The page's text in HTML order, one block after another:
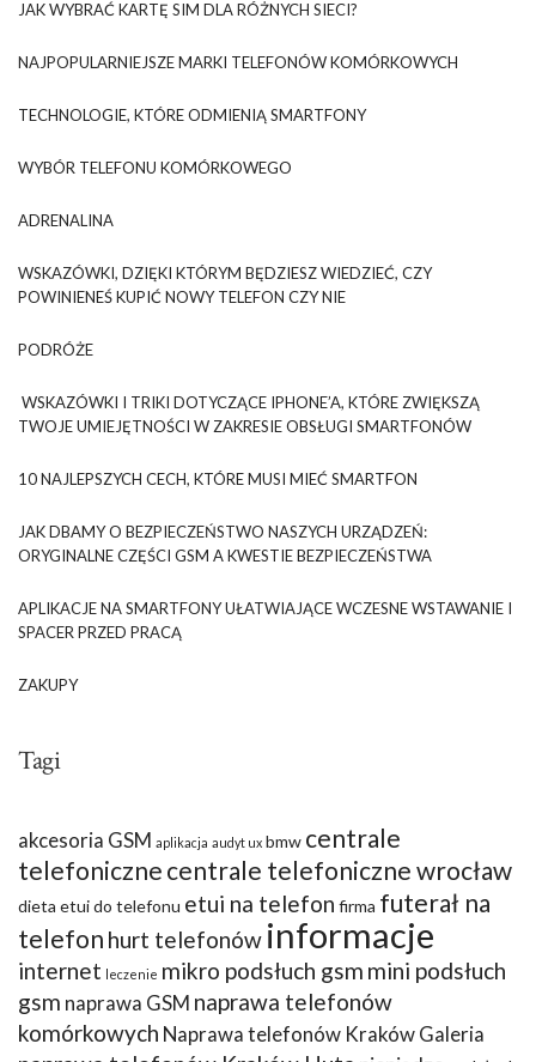
JAK WYBRAĆ KARTĘ SIM DLA RÓŻNYCH SIECI?
NAJPOPULARNIEJSZE MARKI TELEFONÓW KOMÓRKOWYCH
TECHNOLOGIE, KTÓRE ODMIENIĄ SMARTFONY
WYBÓR TELEFONU KOMÓRKOWEGO
ADRENALINA
WSKAZÓWKI, DZIĘKI KTÓRYM BĘDZIESZ WIEDZIEĆ, CZY
POWINIENEŚ KUPIĆ NOWY TELEFON CZY NIE
PODRÓŻE
WSKAZÓWKI I TRIKI DOTYCZĄCE IPHONE’A, KTÓRE ZWIĘKSZĄ
TWOJE UMIEJĘTNOŚCI W ZAKRESIE OBSŁUGI SMARTFONÓW
10 NAJLEPSZYCH CECH, KTÓRE MUSI MIEĆ SMARTFON
JAK DBAMY O BEZPIECZEŃSTWO NASZYCH URZĄDZEŃ:
ORYGINALNE CZĘŚCI GSM A KWESTIE BEZPIECZEŃSTWA
APLIKACJE NA SMARTFONY UŁATWIAJĄCE WCZESNE WSTAWANIE I
SPACER PRZED PRACĄ
ZAKUPY
Tagi
akcesoria GSM aplikacja audyt ux bmw centrale
telefoniczne centrale telefoniczne wrocław
dieta etui do telefonu etui na telefon firma futerał na
telefon hurt telefonów informacje
internet leczenie mikro podsłuch gsm mini podsłuch
gsm naprawa GSM naprawa telefonów
komórkowych Naprawa telefonów Kraków Galeria